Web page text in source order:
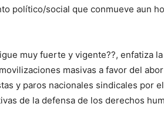
político/social que conmueve aun
muy fuerte y vigente??, enfatiza
masivas a favor del
y paros nacionales sindicales por
de la defensa de los derechos